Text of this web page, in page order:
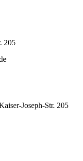
205
Joseph-Str. 205